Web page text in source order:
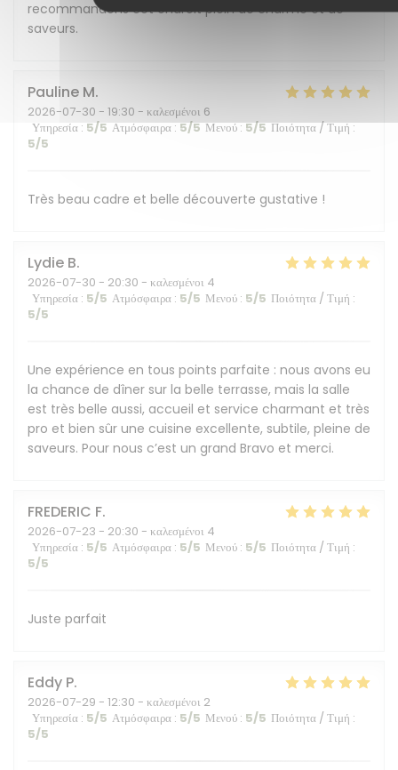
recommandons cet endroit plein de charme et de
saveurs.
Pauline M
2026-07-30 - 19:30 - καλεσμένοι 6
Υπηρεσία : 5/5 Ατμόσφαιρα:5/5 Μενού:5/5 Ποιότητα / Τιμή:
5/5
Très beau cadre et belle découverte gustative !
Lydie B
2026-07-30 - 20:30 - καλεσμένοι 4
Υπηρεσία : 5/5 Ατμόσφαιρα : 5/5 Μενού : 5/5 Ποιότητα / Τιμή :
5/5
Une expérience en tous points parfaite : nous avons eu
la chance de dîner sur la belle terrasse, mais la salle
est très belle aussi, accueil et service charmant et très
pro et bien sûr une cuisine excellente, subtile, pleine de
saveurs. Pour nous c’est un grand Bravo et merci.
FREDERIC F
2026-07-23 - 20:30 - καλεσμένοι 4
Υπηρεσία : 5/5 Ατμόσφαιρα : 5/5 Μενού : 5/5 Ποιότητα / Τιμή :
5/5
Juste parfait
Eddy P
2026-07-29 - 12:30 - καλεσμένοι 2
Υπηρεσία : 5/5 Ατμόσφαιρα : 5/5 Μενού : 5/5 Ποιότητα / Τιμή :
5/5